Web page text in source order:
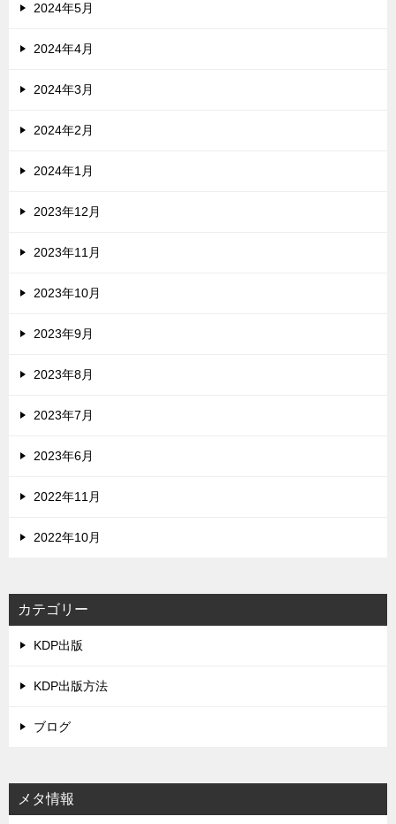
2024年5月
2024年4月
2024年3月
2024年2月
2024年1月
2023年12月
2023年11月
2023年10月
2023年9月
2023年8月
2023年7月
2023年6月
2022年11月
2022年10月
カテゴリー
KDP出版
KDP出版方法
ブログ
メタ情報